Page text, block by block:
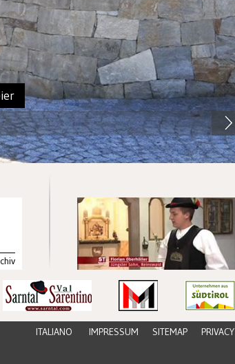
ITALIANO IMPRESSUM SITEMAP PRIVACY